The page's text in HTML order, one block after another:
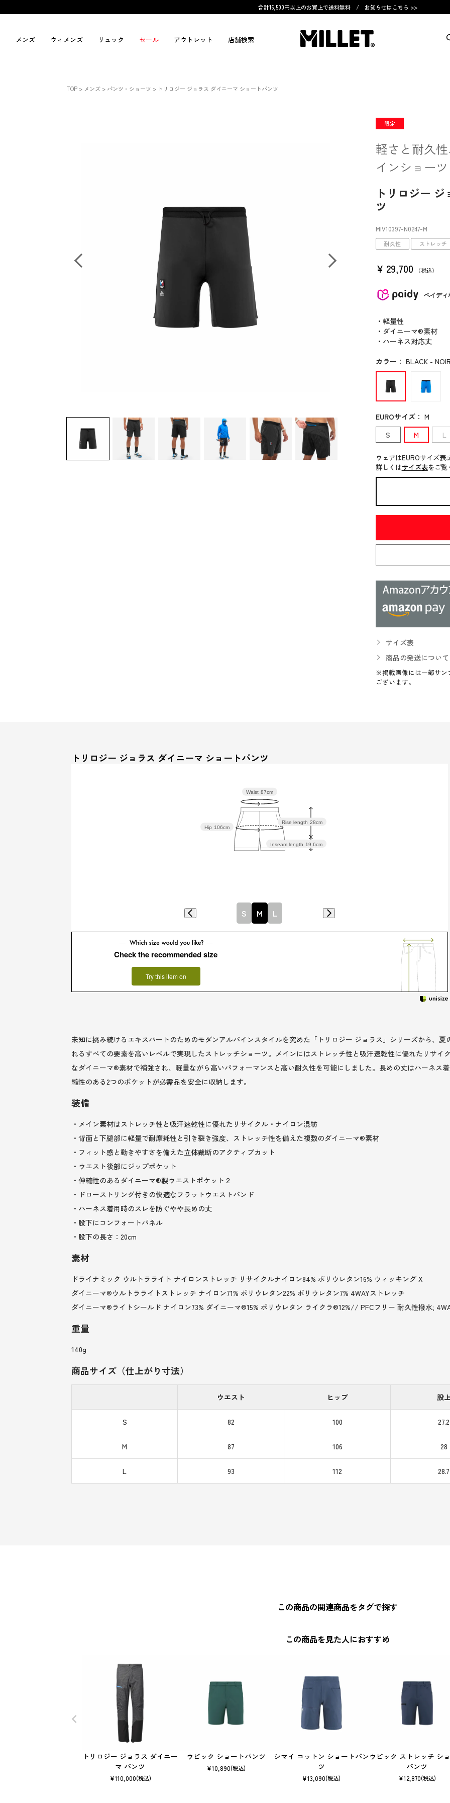
合計16,500円以上のお買上で送料無料 / お知らせはこちら >>
メンズ ウィメンズ リュック セール アウトレット 店舗検索
TOP メンズ パンツ・ショーツ トリロジー ジョラス ダイニーマ ショートパンツ
軽さと耐久
インショーツ
トリロジー
ツ
MIV10397-N0247-M
限定
耐久性 ストレッチ
¥ 29,700 税込
ペイディ
・軽量性
・ダイニーマ®素材
・ハーネス対応丈
カラー ： BLACK -
EUROサイズ： M
S
M L
ウェアはEUROサイズ表
詳しくはサイズ表をご覧
サイズ表
商品の発送について
※掲載画像には一部サン
ございます。
トリロジー ジョラス ダイニーマ ショートパンツ
Rise length 28cm
Inseam length 19.6cm
Hip 106cm
Waist 87cm
S M L
Check the recommended size
Try this item on
未知に挑み続けるエキスパートのためのモダンアルパインスタイルを究めた「トリロジー ジョラス」シリーズから、
れるすべての要素を高いレベルで実現したストレッチショーツ。メインにはストレッチ性と吸汗速乾性に優れたリサイ
なダイニーマ®素材で補強され、軽量ながら高いパフォーマンスと高い耐久性を可能にしました。長めの丈はハーネス
縮性のある2つのポケットが必需品を安全に収納します。
装備
・メイン素材はストレッチ性と吸汗速乾性に優れたリサイクル・ナイロン混紡
・背面と下腿部に軽量で耐摩耗性と引き裂き強度、ストレッチ性を備えた複数のダイニーマ®素材
・フィット感と動きやすさを備えた立体裁断のアクティブカット
・ウエスト後部にジップポケット
・伸縮性のあるダイニーマ®製ウエストポケット２
・ドローストリング付きの快適なフラットウエストバンド
・ハーネス着用時のスレを防ぐやや長めの丈
・股下にコンフォートパネル
・股下の長さ：20cm
素材
ドライナミック ウルトラライト ナイロンストレッチ リサイクルナイロン84% ポリウレタン16% ウィッキング X
ダイニーマ®ウルトラライトストレッチ ナイロン71% ポリウレタン22% ポリウレタン7% 4WAYストレッチ
ダイニーマ®ライトシールド ナイロン73% ダイニーマ®15% ポリウレタン ライクラ®12%// PFCフリー 耐久性撥水;
重量
140g
商品サイズ（仕上がり寸法）
ウエスト ヒップ 股
S 82 100 27.2
M 87 106 28
L 93 112 28.7
この商品の関連商品をタグで探す
この商品を見た人におすすめ
トリロジー ジョラス ダイニー
マ パンツ
¥110,000(税込)
ウビック ショートパンツ
¥10,890(税込)
シマイ コットン ショートパン
ツ
¥13,090(税込)
ウビック ストレッチ シ
パンツ
¥12,870(税込)